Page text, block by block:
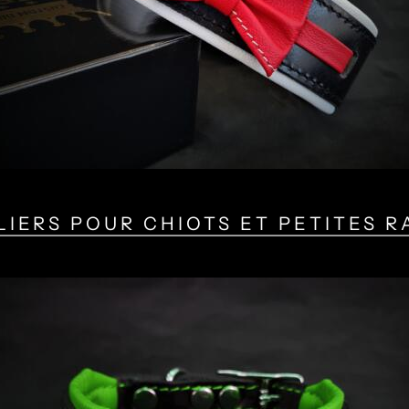
POUR CHIOTS ET PETITES